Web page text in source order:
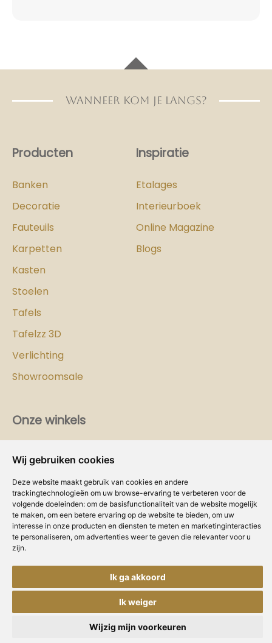
Wij gebruiken cookies
Deze website maakt gebruik van cookies en andere
trackingtechnologieën om uw browse-ervaring te verbeteren voor de
volgende doeleinden: om de basisfunctionaliteit van de website mogelijk
te maken, om een betere ervaring op de website te bieden, om uw
interesse in onze producten en diensten te meten en marketinginteracties
te personaliseren, om advertenties weer te geven die relevanter voor u
zijn.
Ik ga akkoord
Ik weiger
Wijzig mijn voorkeuren
WANNEER KOM JE LANGS?
Producten
Banken
Decoratie
Fauteuils
Karpetten
Kasten
Stoelen
Tafels
Tafelzz 3D
Verlichting
Showroomsale
Inspiratie
Etalages
Interieurboek
Online Magazine
Blogs
Onze winkels
Intranet
Dealer worden?
Volg ons
Copyright © Concepts & Companies BV.
Alle rechten voorbehouden.
Privacybeleid|Disclaimer| Cookies